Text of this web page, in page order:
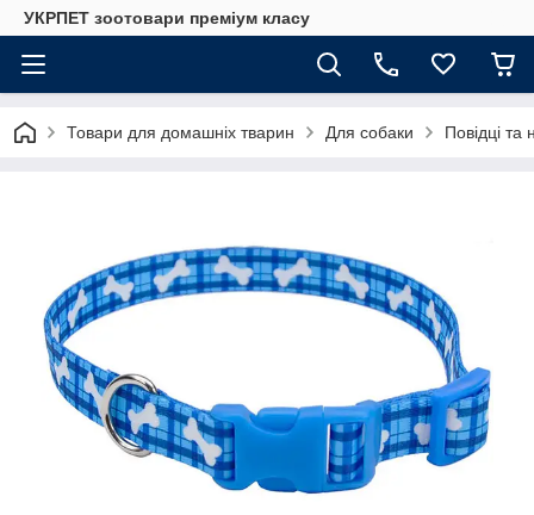
УКРПЕТ зоотовари преміум класу
Товари для домашніх тварин Для собаки Повідці